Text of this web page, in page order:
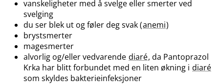
vanskeligheter med å svelge eller smerter ved
svelging
du ser blek ut og føler deg svak (anemi)
brystsmerter
magesmerter
alvorlig og​/​eller vedvarende diaré, da Pantoprazol
Krka har blitt forbundet med en liten økning i diaré
som skyldes bakterieinfeksjoner